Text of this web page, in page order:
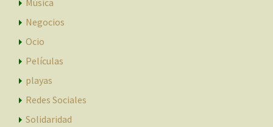
Negocios
Ocio
Películas
playas
Redes Sociales
Solidaridad